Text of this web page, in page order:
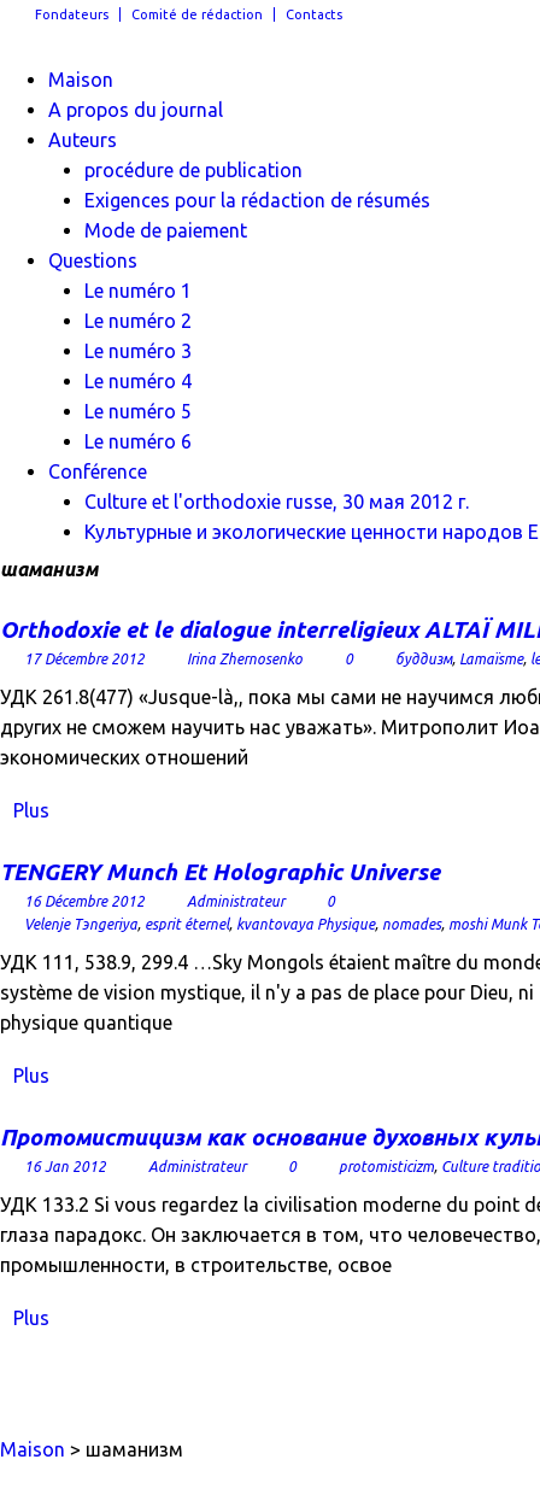
Fondateurs Comité de rédaction Contacts
Maison
A propos du journal
Auteurs
procédure de publication
Exigences pour la rédaction de résumés
Mode de paiement
Questions
Le numéro 1
Le numéro 2
Le numéro 3
Le numéro 4
Le numéro 5
Le numéro 6
Conférence
Culture et l'orthodoxie russe, 30 мая 2012 г.
Культурные и экологические ценности народов
шаманизм
Orthodoxie et le dialogue interreligieux ALTAÏ
17 Décembre 2012 Irina Zhernosenko 0 буддизм, Lamaïsme,
УДК 261.8(477) «Jusque-là,, пока мы сами не научимся
других не сможем научить нас уважать». Митрополит
экономических отношений
Plus
TENGERY Munch Et Holographic Universe
16 Décembre 2012 Administrateur
0
Velenje Tэngeriya, esprit éternel, kvantovaya Physique, nomades, moshi Munk
УДК 111, 538.9, 299.4 …Sky Mongols étaient maître du
système de vision mystique, il n'y a pas de place pour Dieu,
physique quantique
Plus
Протомистицизм как основание духовных
16 Jan 2012 Administrateur 0 protomisticizm, Culture
УДК 133.2 Si vous regardez la civilisation moderne du point
глаза парадокс. Он заключается в том, что
промышленности, в строительстве, освое
Plus
Maison > шаманизм